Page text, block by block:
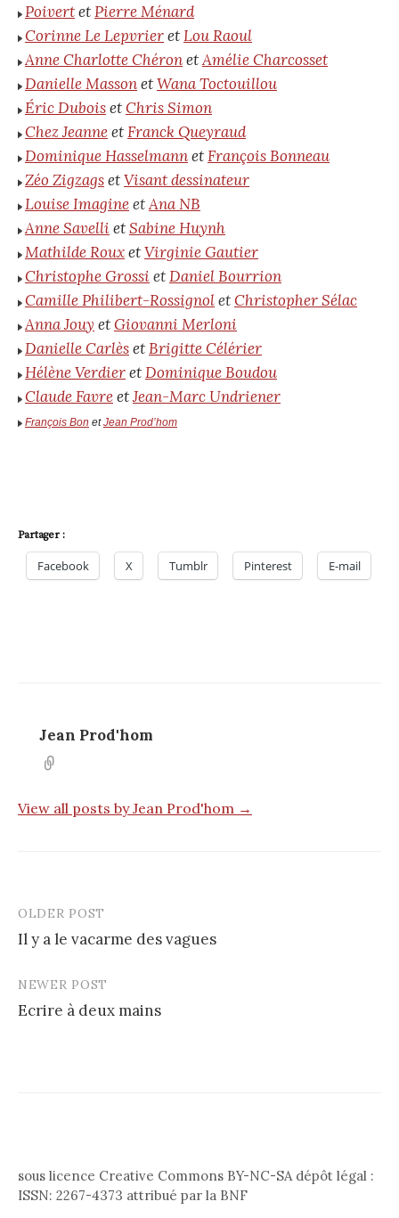
PoivertetPierre Ménard
Corinne Le LepvrieretLou Raoul
Anne Charlotte ChéronetAmélie Charcosset
Danielle MassonetWana Toctouillou
Éric DuboisetChris Simon
Chez JeanneetFranck Queyraud
Dominique HasselmannetFrançois Bonneau
Zéo ZigzagsetVisant dessinateur
Louise ImagineetAna NB
Anne Savelli etSabine Huynh
Mathilde RouxetVirginie Gautier
Christophe Grossi etDaniel Bourrion
Camille Philibert-RossignoletChristopher Sélac
Anna Jouy etGiovanni Merloni
Danielle CarlèsetBrigitte Célérier
Hélène VerdieretDominique Boudou
Claude FavreetJean-Marc Undriener
François Bon etJean Prod’hom
Partager :
Facebook X Tumblr Pinterest E-mail
Jean Prod'hom
View all posts by Jean Prod'hom →
Post
navigation
OLDER POST
Il y a le vacarme des vagues
NEWER POST
Ecrire à deux mains
sous licence Creative Commons BY-NC-SA dépôt légal :
ISSN: 2267-4373 attribué par la BNF